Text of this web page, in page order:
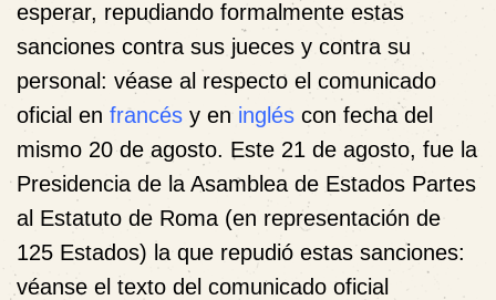
esperar, repudiando formalmente estas
sanciones contra sus jueces y contra su
personal: véase al respecto el comunicado
oficial en francés y en inglés con fecha del
mismo 20 de agosto. Este 21 de agosto, fue la
Presidencia de la Asamblea de Estados Partes
al Estatuto de Roma (en representación de
125 Estados) la que repudió estas sanciones:
véanse el texto del comunicado oficial